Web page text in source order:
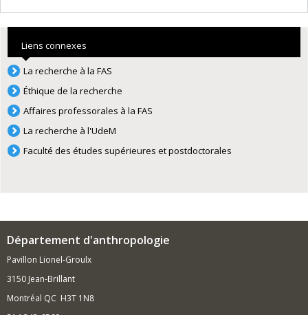
Liens connexes
La recherche à la FAS
Éthique de la recherche
Affaires professorales à la FAS
La recherche à l'UdeM
Faculté des études supérieures et postdoctorales
Département d'anthropologie
Pavillon Lionel-Groulx
3150 Jean-Brillant
Montréal QC H3T 1N8